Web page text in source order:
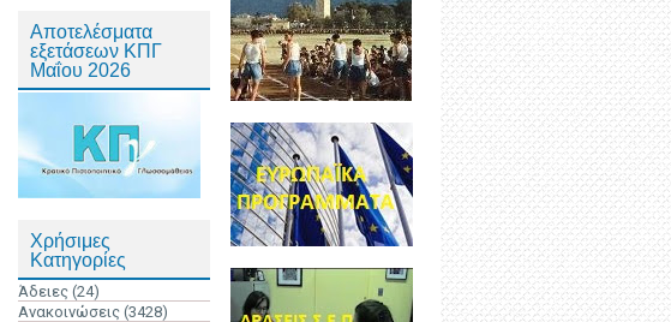
Αποτελέσματα
εξετάσεων ΚΠΓ
Μαΐου 2026
Χρήσιμες
Κατηγορίες
Άδειες (24)
Ανακοινώσεις (3428)